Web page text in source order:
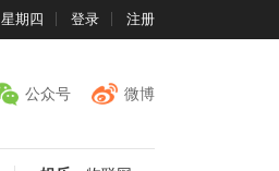
星期四 登录 注册
公众号 微博